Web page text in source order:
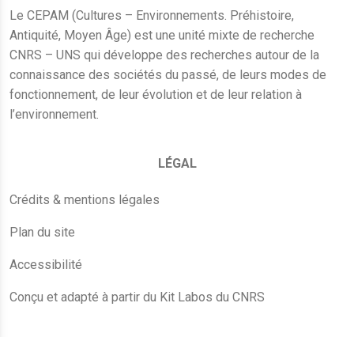
Le CEPAM (Cultures – Environnements. Préhistoire,
Antiquité, Moyen Âge) est une unité mixte de recherche
CNRS – UNS qui développe des recherches autour de la
connaissance des sociétés du passé, de leurs modes de
fonctionnement, de leur évolution et de leur relation à
l’environnement.
LÉGAL
Crédits & mentions légales
Plan du site
Accessibilité
Conçu et adapté à partir du Kit Labos du CNRS